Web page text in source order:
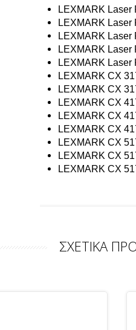
LEXMARK Laser
LEXMARK Laser
LEXMARK Laser
LEXMARK Laser
LEXMARK Laser
LEXMARK CX
LEXMARK CX
LEXMARK CX
LEXMARK CX
LEXMARK CX
LEXMARK CX
LEXMARK CX
LEXMARK CX
ΣΧΕΤΙΚΑ